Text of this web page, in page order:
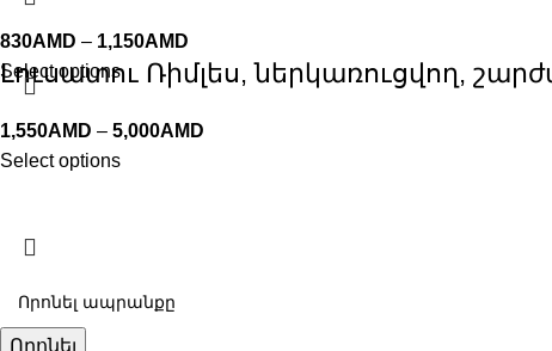
830AMD – 1,150AMD
Select options
Լուսատու Ռիմլես, ներկառուցվող,
1,550AMD – 5,000AMD
Select options
Որոնել